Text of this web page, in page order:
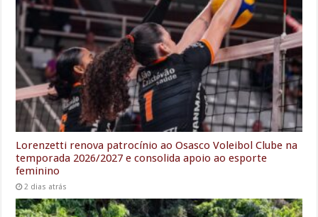
Lorenzetti renova patrocínio ao Osasco Voleibol Clube na
temporada 2026/2027 e consolida apoio ao esporte
feminino
2 dias atrás